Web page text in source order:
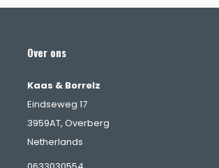
Over ons
Kaas & Borrelz
Eindseweg 17
3959AT, Overberg
Netherlands